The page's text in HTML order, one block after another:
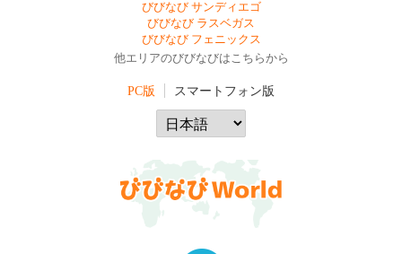
びびなび サンディエゴ
びびなび ラスベガス
びびなび フェニックス
他エリアのびびなびはこちらから
PC版 スマートフォン版